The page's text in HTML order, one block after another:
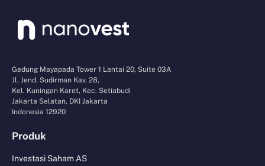
Gedung Mayapada Tower 1 Lantai 20, Suite 03A
Jl. Jend. Sudirman Kav. 28,
Kel. Kuningan Karet, Kec. Setiabudi
Jakarta Selatan, DKI Jakarta
Indonesia 12920
Produk
Investasi Saham AS